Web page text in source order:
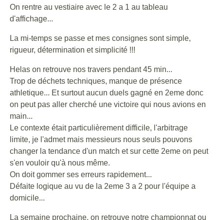
On rentre au vestiaire avec le 2 a 1 au tableau
d'affichage...
La mi-temps se passe et mes consignes sont simple,
rigueur, détermination et simplicité !!!
Helas on retrouve nos travers pendant 45 min...
Trop de déchets techniques, manque de présence
athletique... Et surtout aucun duels gagné en 2eme donc
on peut pas aller cherché une victoire qui nous avions en
main...
Le contexte était particulièrement difficile, l'arbitrage
limite, je l'admet mais messieurs nous seuls pouvons
changer la tendance d'un match et sur cette 2eme on peut
s'en vouloir qu'à nous même.
On doit gommer ses erreurs rapidement...
Défaite logique au vu de la 2eme 3 a 2 pour l'équipe a
domicile...
La semaine prochaine, on retrouve notre championnat ou